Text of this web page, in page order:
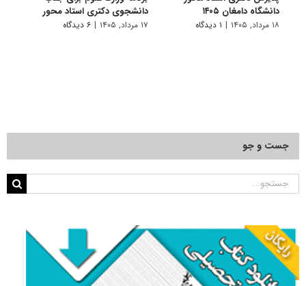
دانشگاه دامغان ۱۴۰۵
۱۸ مرداد, ۱۴۰۵ | ۱ دیدگاه
دانشجوی دکتری استاد محور
۱۷ مرداد, ۱۴۰۵ | ۶ دیدگاه
جست و جو
جستجو